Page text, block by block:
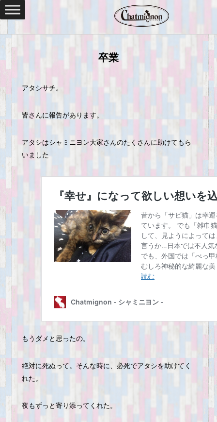
卒業
アタシサチ。
皆さんに報告があります。
アタシはシャミニヨン大家さんのたくさんに助けてもら
いました
もうダメと思ったの。
絶対に死ぬって。そんな時に、必死でアタシを助けてく
れた。
夜もずっと寄り添ってくれた。